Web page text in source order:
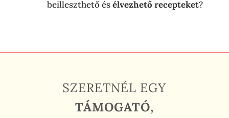
beilleszthető ésélvezhető recepteket?
SZERETNÉL EGY
TÁMOGATÓ,